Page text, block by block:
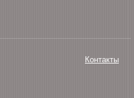
Контакты